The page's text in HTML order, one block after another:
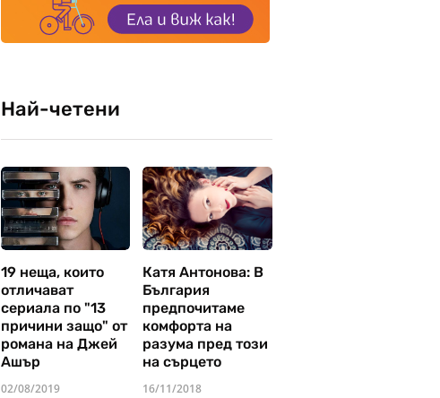
Най-четени
19 неща, които
отличават
сериала по "13
причини защо" от
романа на Джей
Ашър
02/08/2019
Катя Антонова: В
България
предпочитаме
комфорта на
разума пред този
на сърцето
16/11/2018